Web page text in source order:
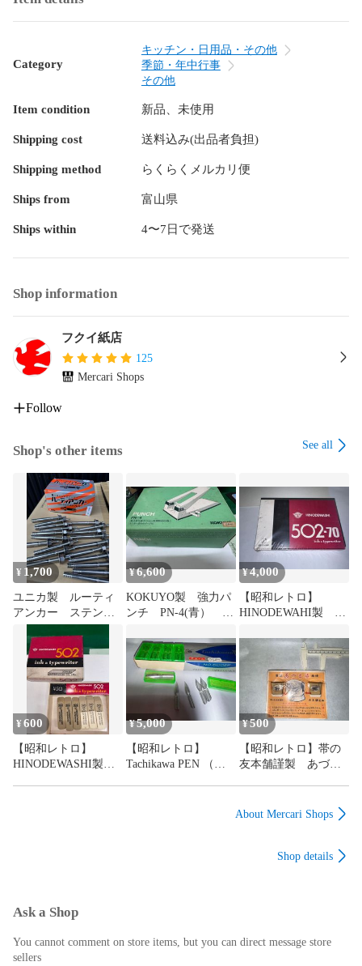
Category
キッチン・日用品・その他
季節・年中行事
その他
Item condition 新品、未使用
Shipping cost 送料込み(出品者負担)
Shipping method らくらくメルカリ便
Ships from 富山県
Ships within 4〜7日で発送
Shop information
フクイ紙店
125
Mercari Shops
Follow
Shop's other items See all
¥ 1,700
ユニカ製 ルーティ
アンカー ステンレ
ス SC-1090 4本セ
ット
¥6,600
KOKUYO製 強力パ
ンチ PN-4(青） 未
¥4,000
【昭和レトロ】
HINODEWAHI製 砂
30個入りシュリンク
パッケージ未開封 1
¥600
【昭和レトロ】
HINODEWASHI製
¥5,000
【昭和レトロ】
Tachikawa PEN （タ
¥500
【昭和レトロ】帯の
友本舗謹製 あづま
About Mercari Shops
Shop details
Ask a Shop
You cannot comment on store items, but you can direct message store
sellers